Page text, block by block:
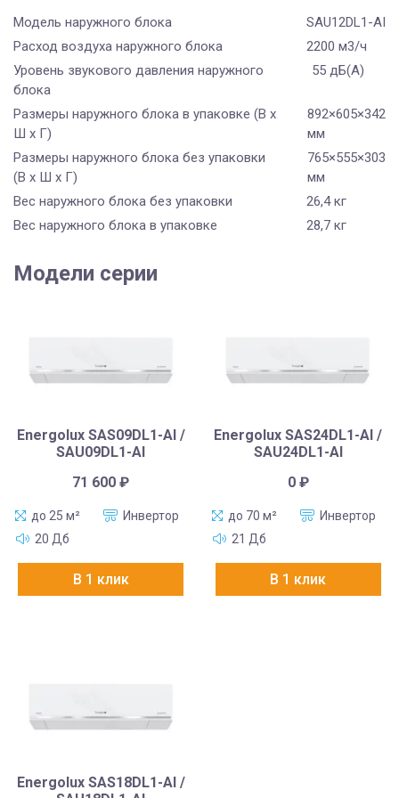
Модель наружного блока
SAU12DL1-AI
Расход воздуха наружного блока
2200 м3/ч
Уровень звукового давления наружного
блока
55 дБ(А)
Размеры наружного блока в упаковке (В х
Ш х Г)
892×605×342
мм
Размеры наружного блока без упаковки
(В х Ш х Г)
765×555×303
мм
Вес наружного блока без упаковки
26,4 кг
Вес наружного блока в упаковке
28,7 кг
Модели серии
Energolux SAS09DL1-AI /
SAU09DL1-AI
71 600₽
до 25 м²
Инвертор
20 Дб
В 1 клик
Energolux SAS24DL1-AI /
SAU24DL1-AI
0 ₽
до 70 м²
Инвертор
21 Дб
В 1 клик
Energolux SAS18DL1-AI /